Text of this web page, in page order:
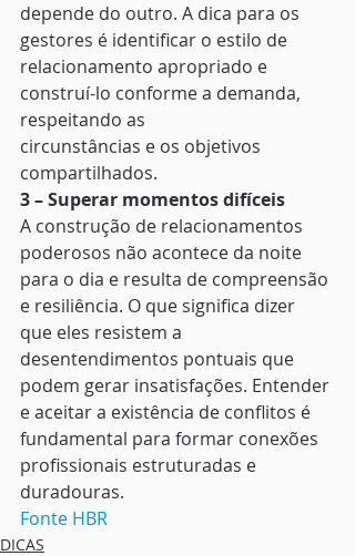
depende do outro. A dica para os
gestores é identificar o estilo de
relacionamento apropriado e
construí-lo conforme a demanda,
respeitando as
circunstâncias e os objetivos
compartilhados.
3 – Superar momentos difíceis
A construção de relacionamentos
poderosos não acontece da noite
para o dia e resulta de compreensão
e resiliência. O que significa dizer
que eles resistem a
desentendimentos pontuais que
podem gerar insatisfações. Entender
e aceitar a existência de conflitos é
fundamental para formar conexões
profissionais estruturadas e
duradouras.
Fonte HBR
DICAS